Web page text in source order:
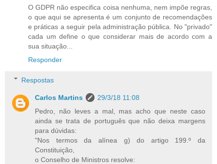
O GDPR não especifica coisa nenhuma, nem impõe regras,
o que aqui se apresenta é um conjunto de recomendações
e práticas a seguir pela administração pública. No "privado"
cada um define o que considerar mais de acordo com a
sua situação...
Responder
Respostas
Carlos Martins
29/3/18 11:08
Pedro, não leves a mal, mas acho que neste caso
ainda se trata de português que não deixa margens
para dúvidas:
"Nos termos da alínea g) do artigo 199.º da
Constituição,
o Conselho de Ministros resolve: